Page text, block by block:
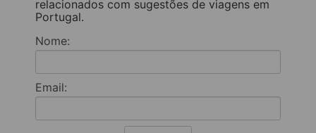
relacionados com sugestões de viagens em
Portugal.
Nome:
Email: